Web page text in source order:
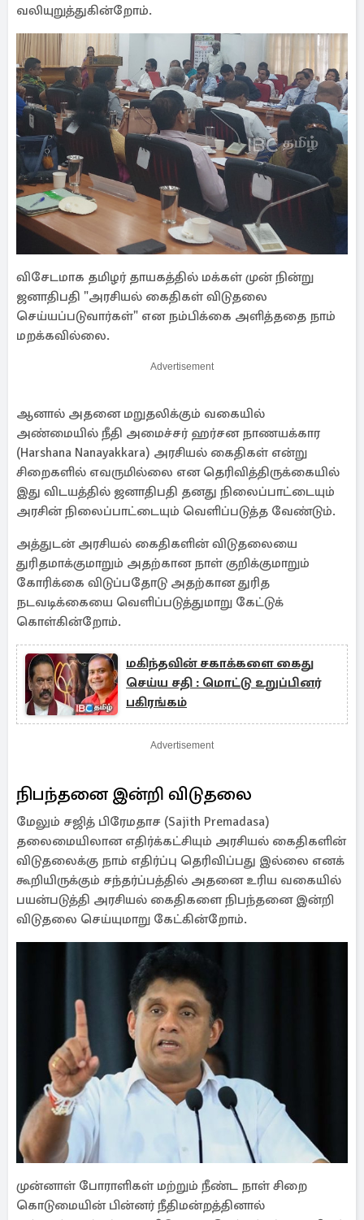
வலியுறுத்துகின்றோம்.
விசேடமாக தமிழர் தாயகத்தில் மக்கள் முன் நின்று
ஜனாதிபதி "அரசியல் கைதிகள் விடுதலை
செய்யப்படுவார்கள்" என நம்பிக்கை அளித்ததை நாம்
மறக்கவில்லை.
Advertisement
ஆனால் அதனை மறுதலிக்கும் வகையில்
அண்மையில் நீதி அமைச்சர் ஹர்சன நாணயக்கார
(Harshana Nanayakkara) அரசியல் கைதிகள் என்று
சிறைகளில் எவருமில்லை என தெரிவித்திருக்கையில்
இது விடயத்தில் ஜனாதிபதி தனது நிலைப்பாட்டையும்
அரசின் நிலைப்பாட்டையும் வெளிப்படுத்த வேண்டும்.
அத்துடன் அரசியல் கைதிகளின் விடுதலையை
துரிதமாக்குமாறும் அதற்கான நாள் குறிக்குமாறும்
கோரிக்கை விடுப்பதோடு அதற்கான துரித
நடவடிக்கையை வெளிப்படுத்துமாறு கேட்டுக்
கொள்கின்றோம்.
மகிந்தவின் சகாக்களை கைது
செய்ய சதி : மொட்டு உறுப்பினர்
பகிரங்கம்
Advertisement
நிபந்தனை இன்றி விடுதலை
மேலும் சஜித் பிரேமதாச (Sajith Premadasa)
தலைமையிலான எதிர்க்கட்சியும் அரசியல் கைதிகளின்
விடுதலைக்கு நாம் எதிர்ப்பு தெரிவிப்பது இல்லை எனக்
கூறியிருக்கும் சந்தர்ப்பத்தில் அதனை உரிய வகையில்
பயன்படுத்தி அரசியல் கைதிகளை நிபந்தனை இன்றி
விடுதலை செய்யுமாறு கேட்கின்றோம்.
முன்னாள் போராளிகள் மற்றும் நீண்ட நாள் சிறை
கொடுமையின் பின்னர் நீதிமன்றத்தினால்